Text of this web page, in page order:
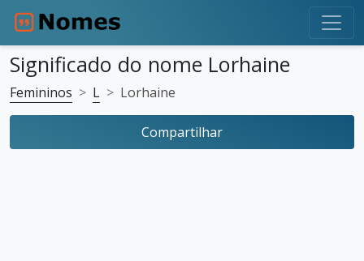
Significado do nome Lorhaine
Femininos L Lorhaine
Compartilhar